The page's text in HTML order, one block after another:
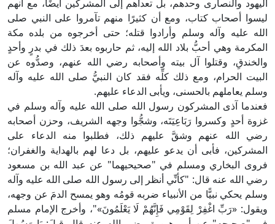
اليهود والنصارى وحدهم، بل تعداهم إلى المشركين أيضًا، مع أنهم
ليسوا أصحاب كتاب، ومع أن كثيرًا منهم تآمروا على النبي صلى
الله عليه وآله وسلم وأرادوا قتله؛ حتى أخرجوه من بلده مكة
المكرمة وهي أحبُّ بلاد الله إليه، ثم حاربوه بعدَ ذلك في بدرٍ وأحدٍ
والخندقِ، وقتلوا آل بيته وأصحابه رضي الله عنهم، وصدُّوه عن
البيت الحرام، ومع ذلك كلِّه فقد كان النبيُّ صلى الله عليه وآله
وسلم يعاملهم بالحسنى، ويأبى الدعاء عليهم.
فعندما آذى المشركون رسول الله صلى الله عليه وآله وسلم في
غزوة أحدٍ وكسروا رَبَاعِيَتَه، وشجُّوا وجهه الشريف، وحزن أصحابه
رضي الله عنهم وشقَّ عليهم ذلك، فطلبوا منه الدعاء على
المشركين، فأبى أن يدعو عليهم، بل دعا لهم بالهداية والغفران؛
فروى البخاري ومسلم في "صحيحيهما" عن عبد الله بن مسعود
رضي الله عنه قال: "كأنِّي أنظر إلى رسول الله صلى الله عليه وآله
وسلم يحكي نبيًّا من الأنبياء ضربه قومُه وهو يمسح الدمَ عن وجهه،
ويقول: «رَبِّ اغْفِرْ لِقَوْمِي فَإِنَّهُمْ لَا يَعْلَمُونَ»"، وأخرج الإمام مسلم